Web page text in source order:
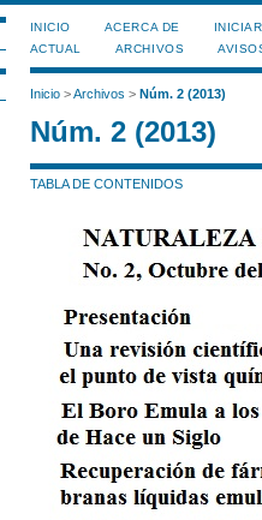
INICIO ACERCA DE
ACTUAL
ARCHIVOS
Inicio>Archivos > Núm. 2 (2013)
Núm. 2 (2013)
TABLA DE CONTENIDOS